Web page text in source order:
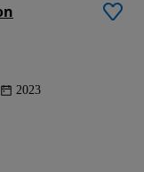
2023